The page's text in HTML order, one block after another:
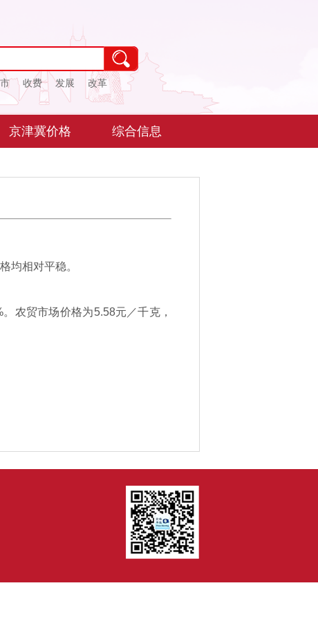
收费 发展 改革
京津冀价格 综合信息
均相对平稳。
农贸市场价格为5.58元／千克，